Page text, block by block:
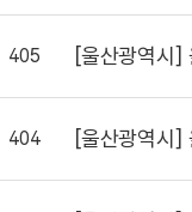
405 [울산광역시]
404 [울산광역시]